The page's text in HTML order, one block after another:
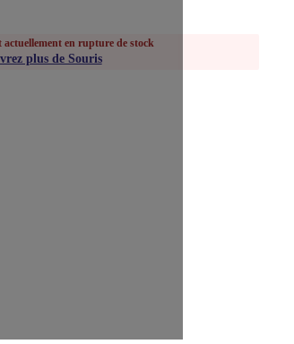
actuellement en rupture de stock
plus de Souris